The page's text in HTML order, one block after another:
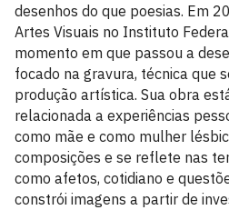
desenhos do que poesias. Em
Artes Visuais no Instituto
momento em que passou a
focado na gravura, técnica que
produção artística. Sua obra
relacionada a experiências
como mãe e como mulher
composições e se reflete nas
como afetos, cotidiano e
constrói imagens a partir de